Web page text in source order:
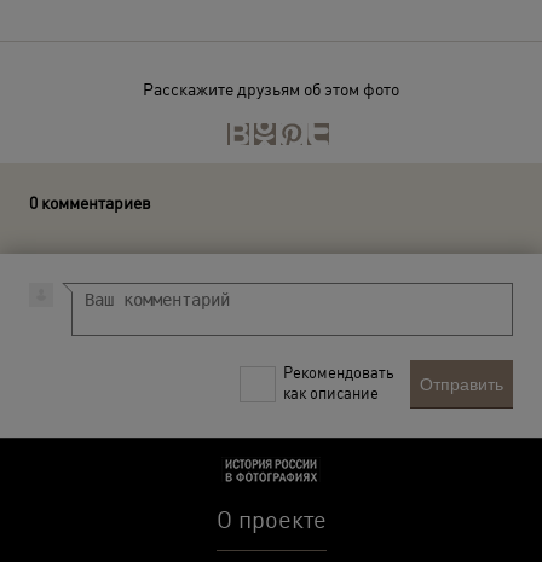
Расскажите друзьям об этом фото
0 комментариев
Рекомендовать
как описание
Отправить
О проекте